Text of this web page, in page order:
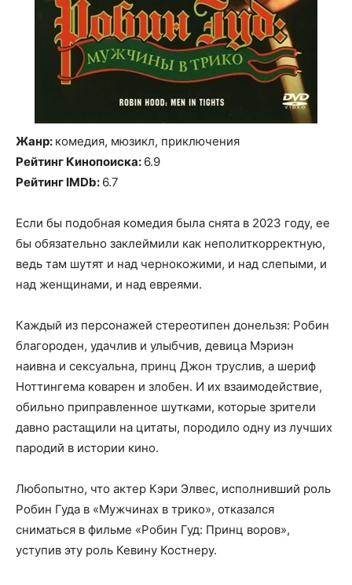
Жанр: комедия, мюзикл, приключения
Рейтинг Кинопоиска: 6.9
Рейтинг IMDb: 6.7
Если бы подобная комедия была снята в 2023 году, ее
бы обязательно заклеймили как неполиткорректную,
ведь там шутят и над чернокожими, и над слепыми, и
над женщинами, и над евреями.
Каждый из персонажей стереотипен донельзя: Робин
благороден, удачлив и улыбчив, девица Мэриэн
наивна и сексуальна, принц Джон труслив, а шериф
Ноттингема коварен и злобен. И их взаимодействие,
обильно приправленное шутками, которые зрители
давно растащили на цитаты, породило одну из лучших
пародий в истории кино.
Любопытно, что актер Кэри Элвес, исполнивший роль
Робин Гуда в «Мужчинах в трико», отказался
сниматься в фильме «Робин Гуд: Принц воров»,
уступив эту роль Кевину Костнеру.